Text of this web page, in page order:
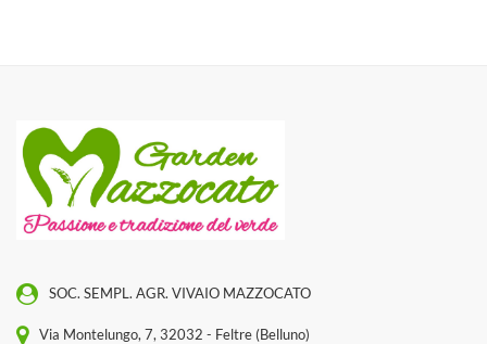
SOC. SEMPL. AGR. VIVAIO MAZZOCATO
Via Montelungo, 7, 32032 - Feltre (Belluno)